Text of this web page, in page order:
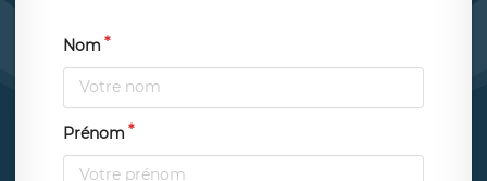
Nom
Prénom